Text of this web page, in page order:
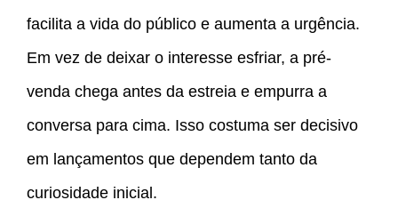
facilita a vida do público e aumenta a urgência.
Em vez de deixar o interesse esfriar, a pré-
venda chega antes da estreia e empurra a
conversa para cima. Isso costuma ser decisivo
em lançamentos que dependem tanto da
curiosidade inicial.